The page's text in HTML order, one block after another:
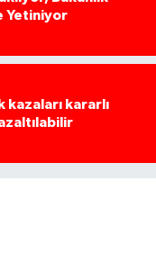
Yetiniyor
kazaları kararlı